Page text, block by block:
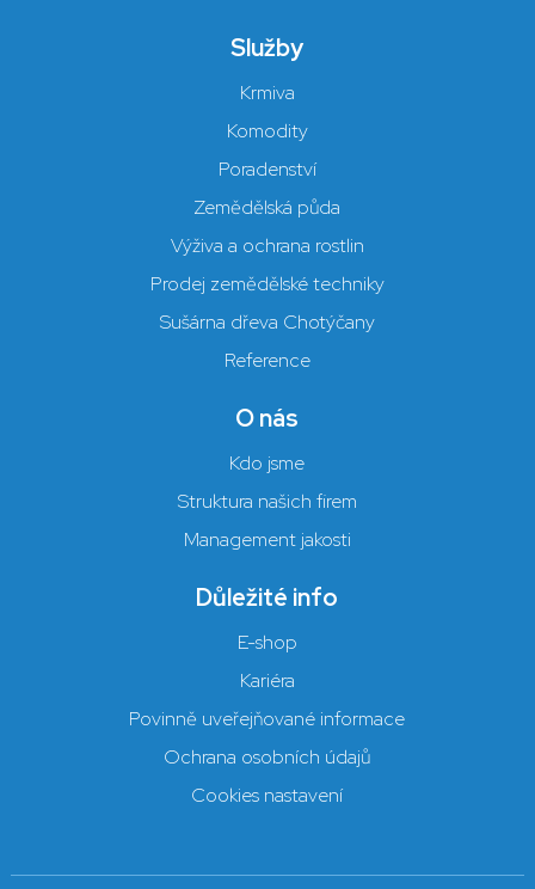
Služby
Krmiva
Komodity
Poradenství
Zemědělská půda
Výživa a ochrana rostlin
Prodej zemědělské techniky
Sušárna dřeva Chotýčany
Reference
O nás
Kdo jsme
Struktura našich firem
Management jakosti
Důležité info
E-shop
Kariéra
Povinně uveřejňované informace
Ochrana osobních údajů
Cookies nastavení